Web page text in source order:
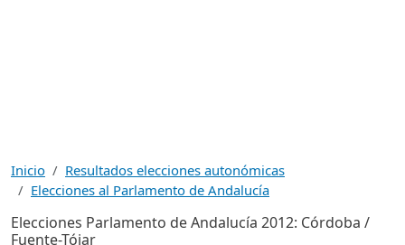
Inicio
Resultados elecciones autonómicas
Elecciones al Parlamento de Andalucía
Elecciones Parlamento de Andalucía 2012: Córdoba /
Fuente-Tójar